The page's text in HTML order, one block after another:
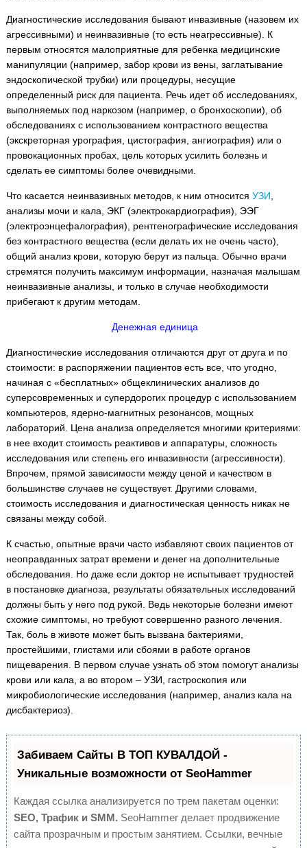
Диагностические исследования бывают инвазивные (назовем их
агрессивными) и неинвазивные (то есть неагрессивные). К
первым относятся малоприятные для ребенка медицинские
манипуляции (например, забор крови из вены, заглатывание
эндоскопической трубки) или процедуры, несущие
определенный риск для пациента. Речь идет об исследованиях,
выполняемых под наркозом (например, о бронхоскопии), об
обследованиях с использованием контрастного вещества
(экскреторная урография, цистография, ангиография) или о
провокационных пробах, цель которых усилить болезнь и
сделать ее симптомы более очевидными.
Что касается неинвазивных методов, к ним относится УЗИ
анализы мочи и кала, ЭКГ (электрокардиография), ЭЭГ
(электроэнцефалография), рентгенографические исследования
без контрастного вещества (если делать их не очень часто),
общий анализ крови, которую берут из пальца. Обычно врачи
стремятся получить максимум информации, назначая малышам
неинвазивные анализы, и только в случае необходимости
прибегают к другим методам.
Денежная единица
Диагностические исследования отличаются друг от друга и по
стоимости: в распоряжении пациентов есть все, что угодно,
начиная с «бесплатных» общеклинических анализов до
суперсовременных и супердорогих процедур с использованием
компьютеров, ядерно-магнитных резонансов, мощных
лабораторий. Цена анализа определяется многими критериями:
в нее входит стоимость реактивов и аппаратуры, сложность
исследования или степень его инвазивности (агрессивности).
Впрочем, прямой зависимости между ценой и качеством в
большинстве случаев не существует. Другими словами,
стоимость исследования и диагностическая ценность никак не
связаны между собой.
К счастью, опытные врачи часто избавляют своих пациентов от
неоправданных затрат времени и денег на дополнительные
обследования. Но даже если доктор не испытывает трудностей
в постановке диагноза, результаты обязательных исследований
должны быть у него под рукой. Ведь некоторые болезни имеют
схожие симптомы, но требуют совершенно разного лечения.
Так, боль в животе может быть вызвана бактериями,
простейшими, глистами или сбоями в работе органов
пищеварения. В первом случае узнать об этом помогут анализы
крови или кала, а во втором – УЗИ, гастроскопия или
микробиологические исследования (например, анализ кала на
дисбактериоз).
Забиваем Сайты В ТОП КУВАЛДОЙ -
Уникальные возможности от SeoHammer
Каждая ссылка анализируется по трем пакетам оценки:
SEO, Трафик и SMM. SeoHammer делает продвижение
сайта прозрачным и простым занятием. Ссылки, вечные